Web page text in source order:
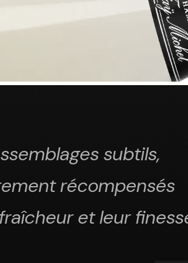
subtils,
récompensés
et leur